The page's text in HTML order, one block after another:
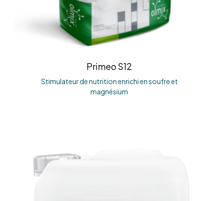
Primeo S12
Stimulateur de nutrition enrichi en soufre et
magnésium